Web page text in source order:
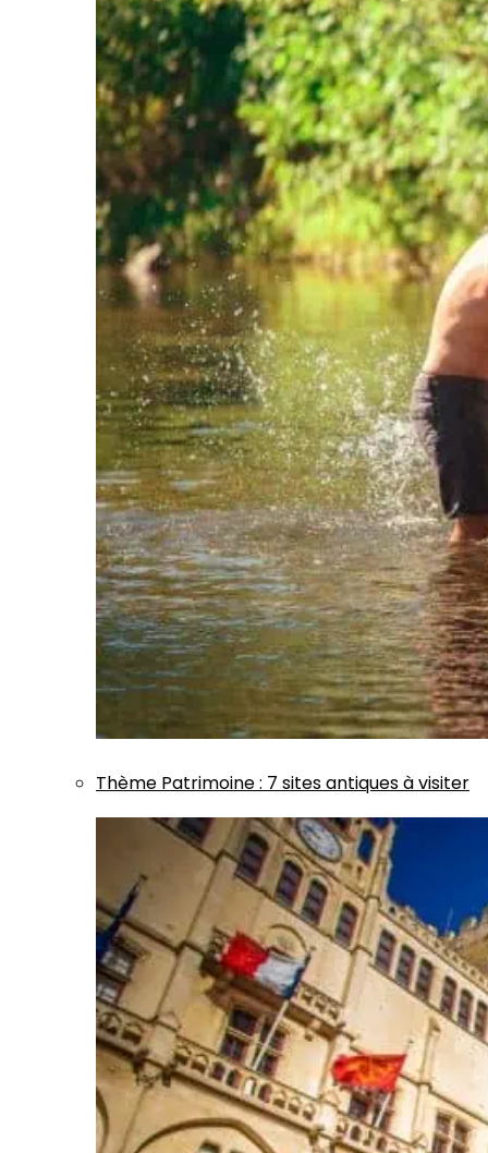
Thème Patrimoine: 7 sites antiques à visiter